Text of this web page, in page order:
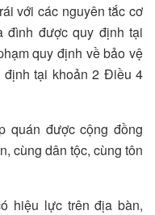
với các nguyên tắc cơ
đình được quy định tại
quy định về bảo vệ
tại khoản 2 Điều 4
quán được cộng đồng
cùng dân tộc, cùng tôn
hiệu lực trên địa bàn,